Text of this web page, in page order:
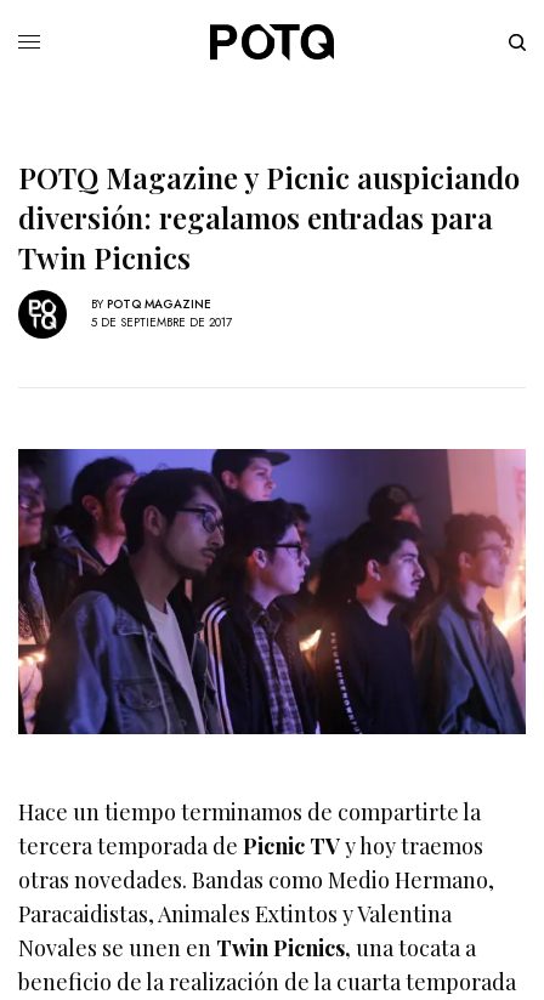
POTQ Magazine y Picnic auspiciando
diversión: regalamos entradas para
Twin Picnics
BY POTQ MAGAZINE
5 DE SEPTIEMBRE DE 2017
Hace un tiempo terminamos de compartirte la
tercera temporada dePicnic TVy hoy traemos
otras novedades. Bandas como Medio Hermano,
Paracaidistas, Animales Extintos y Valentina
Novales se unen en Twin Picnics, una tocata a
beneficio de la realización de la cuarta temporada